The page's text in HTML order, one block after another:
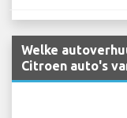
Welke
Citroen auto's